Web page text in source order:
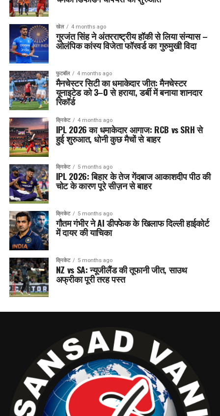
खेल 4 months ago
गुरजंत सिंह ने अंतरराष्ट्रीय हॉकी से लिया संन्यास –
ओलंपिक कांस्य विजेता फॉरवर्ड का गुरुमुखी विदा
फुटबॉल 4 months ago
मैनचेस्टर सिटी का धमाकेदार जीत: मैनचेस्टर
यूनाइटेड को 3–0 से हराया, डर्बी में बनाया शानदार
रिकॉर्ड
क्रिकेट 4 months ago
IPL 2026 का धमाकेदार आगाज: RCB vs SRH से
हुई शुरुआत, धोनी कुछ मैचों से बाहर
क्रिकेट 5 months ago
IPL 2026: बिहार के तेज गेंदबाज आकाशदीप पीठ की
चोट के कारण पूरे सीज़न से बाहर
क्रिकेट 5 months ago
गौतम गंभीर ने AI डीपफेक के खिलाफ दिल्ली हाईकोर्ट
में दायर की याचिका
क्रिकेट 5 months ago
NZ vs SA: न्यूजीलैंड की तूफानी जीत, साउथ
अफ्रीका पूरी तरह पस्त